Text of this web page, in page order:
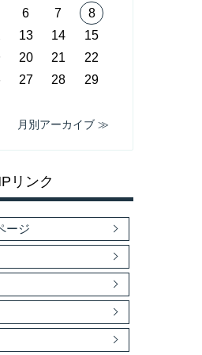
6 7
8
13 14
15
20 21
22
27 28
29
月別アーカイブ ≫
リンク
ージ